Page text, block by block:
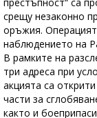
срещу незаконно
оръжия.
наблюдението на
В рамките на
три адреса при
акцията са
части за
както и